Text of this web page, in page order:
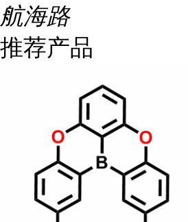
航海路
推荐产品